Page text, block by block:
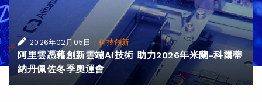
2026年02月05日 |科技創新
阿里雲憑藉創新雲端AI技術 助力2026年米蘭-科爾蒂
納丹佩佐冬季奧運會